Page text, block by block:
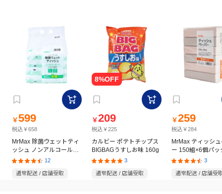
￥599
税込￥658
MrMax 除菌ウェットティ
ッシュ ノンアルコールタ
イプ 60枚×8個パック
12
通常配送 / 店舗受取
￥209
税込￥225
カルビー ポテトチップス
BIGBAGうすしお味 160g
3
通常配送 / 店舗受取
￥259
税込￥284
MrMax ティッシ
ー 150組×6個パッ
3
通常配送 / 店舗受